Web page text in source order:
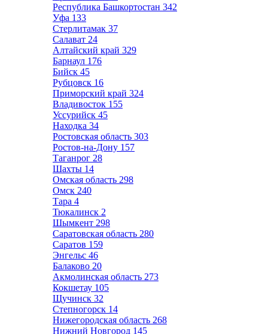
Республика Башкортостан 342
Уфа 133
Стерлитамак 37
Салават 24
Алтайский край 329
Барнаул 176
Бийск 45
Рубцовск 16
Приморский край 324
Владивосток 155
Уссурийск 45
Находка 34
Ростовская область 303
Ростов-на-Дону 157
Таганрог 28
Шахты 14
Омская область 298
Омск 240
Тара 4
Тюкалинск 2
Шымкент 298
Саратовская область 280
Саратов 159
Энгельс 46
Балаково 20
Акмолинская область 273
Кокшетау 105
Щучинск 32
Степногорск 14
Нижегородская область 268
Нижний Новгород 145